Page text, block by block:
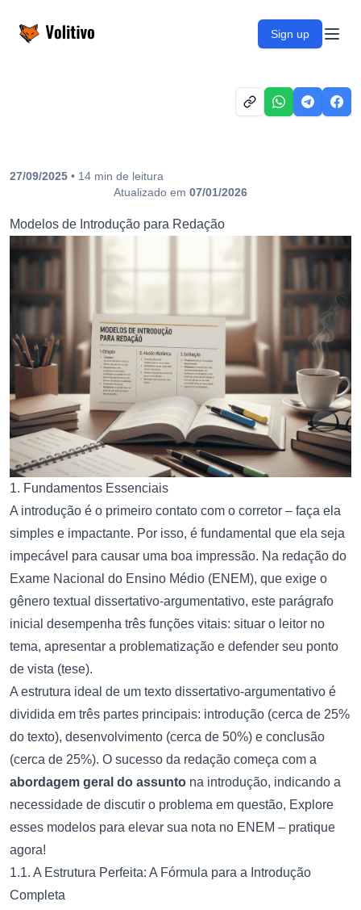
Volitivo Sign up
27/09/2025 • 14 min de leitura
Atualizado em 07/01/2026
Modelos de Introdução para Redação
1. Fundamentos Essenciais
A introdução é o primeiro contato com o corretor – faça ela
simples e impactante. Por isso, é fundamental que ela seja
impecável para causar uma boa impressão. Na redação do
Exame Nacional do Ensino Médio (ENEM), que exige o
gênero textual dissertativo-argumentativo, este parágrafo
inicial desempenha três funções vitais: situar o leitor no
tema, apresentar a problematização e defender seu ponto
de vista (tese).
A estrutura ideal de um texto dissertativo-argumentativo é
dividida em três partes principais: introdução (cerca de 25%
do texto), desenvolvimento (cerca de 50%) e conclusão
(cerca de 25%). O sucesso da redação começa com a
abordagem geral do assunto na introdução, indicando a
necessidade de discutir o problema em questão, Explore
esses modelos para elevar sua nota no ENEM – pratique
agora!
1.1. A Estrutura Perfeita: A Fórmula para a Introdução
Completa